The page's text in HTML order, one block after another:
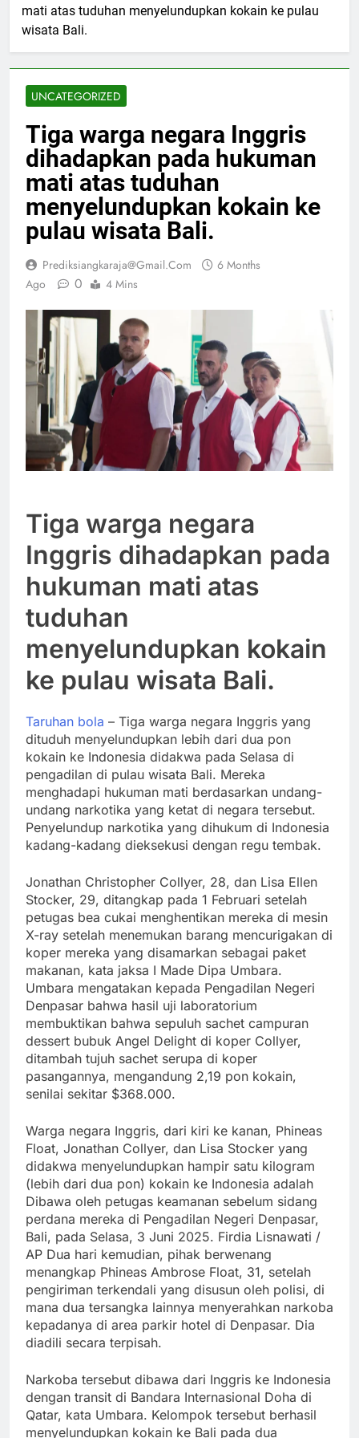
mati atas tuduhan menyelundupkan kokain ke pulau
wisata Bali.
UNCATEGORIZED
Tiga warga negara Inggris
dihadapkan pada hukuman
mati atas tuduhan
menyelundupkan kokain ke
pulau wisata Bali.
Prediksiangkaraja@gmail.com
6 Months
Ago
0 4 Mins
Tiga warga negara
Inggris dihadapkan pada
hukuman mati atas
tuduhan
menyelundupkan kokain
ke pulau wisata Bali.
Taruhan bola – Tiga warga negara Inggris yang
dituduh menyelundupkan lebih dari dua pon
kokain ke Indonesia didakwa pada Selasa di
pengadilan di pulau wisata Bali. Mereka
menghadapi hukuman mati berdasarkan undang-
undang narkotika yang ketat di negara tersebut.
Penyelundup narkotika yang dihukum di Indonesia
kadang-kadang dieksekusi dengan regu tembak.
Jonathan Christopher Collyer, 28, dan Lisa Ellen
Stocker, 29, ditangkap pada 1 Februari setelah
petugas bea cukai menghentikan mereka di mesin
X-ray setelah menemukan barang mencurigakan di
koper mereka yang disamarkan sebagai paket
makanan, kata jaksa I Made Dipa Umbara.
Umbara mengatakan kepada Pengadilan Negeri
Denpasar bahwa hasil uji laboratorium
membuktikan bahwa sepuluh sachet campuran
dessert bubuk Angel Delight di koper Collyer,
ditambah tujuh sachet serupa di koper
pasangannya, mengandung 2,19 pon kokain,
senilai sekitar $368.000.
Warga negara Inggris, dari kiri ke kanan, Phineas
Float, Jonathan Collyer, dan Lisa Stocker yang
didakwa menyelundupkan hampir satu kilogram
(lebih dari dua pon) kokain ke Indonesia adalah
Dibawa oleh petugas keamanan sebelum sidang
perdana mereka di Pengadilan Negeri Denpasar,
Bali, pada Selasa, 3 Juni 2025. Firdia Lisnawati /
AP Dua hari kemudian, pihak berwenang
menangkap Phineas Ambrose Float, 31, setelah
pengiriman terkendali yang disusun oleh polisi, di
mana dua tersangka lainnya menyerahkan narkoba
kepadanya di area parkir hotel di Denpasar. Dia
diadili secara terpisah.
Narkoba tersebut dibawa dari Inggris ke Indonesia
dengan transit di Bandara Internasional Doha di
Qatar, kata Umbara. Kelompok tersebut berhasil
menyelundupkan kokain ke Bali pada dua